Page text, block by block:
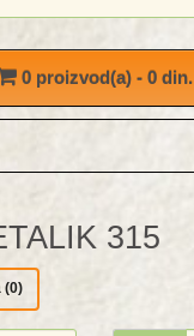
0 proizvod(a) - 0 din.
315
(0)